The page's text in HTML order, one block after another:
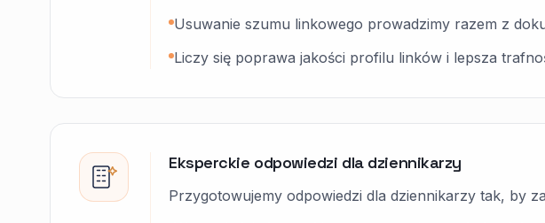
Usuwanie szumu linkowego prowadzimy razem z
Liczy się poprawa jakości profilu linków i lepsza
Eksperckie odpowiedzi dla dziennikarzy
Przygotowujemy odpowiedzi dla dziennikarzy tak, by